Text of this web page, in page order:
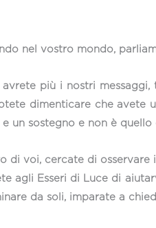
nel vostro mondo,
più i nostri
dimenticare che avete
un sostegno e non è
di voi, cercate di
agli Esseri di Luce di
da soli, imparate a